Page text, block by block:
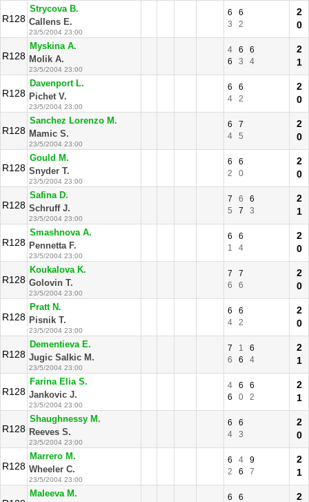
R128
Strycova B.
Callens E.
23/5/2004 23:00
6
6
3
2
2
0
R128
Myskina A.
Molik A.
23/5/2004 23:00
4 6
6
6
3 4
2
1
R128
Davenport L.
Pichet V.
23/5/2004 23:00
6
6
4
2
2
0
R128
Sanchez Lorenzo M.
Mamic S.
23/5/2004 23:00
6
7
4
5
2
0
R128
Gould M.
Snyder T.
23/5/2004 23:00
6
6
2
0
2
0
R128
Safina D.
Schruff J.
23/5/2004 23:00
7 6
6
5
7 3
2
1
R128
Smashnova A.
Pennetta F.
23/5/2004 23:00
6
6
1
4
2
0
R128
Koukalova K.
Golovin T.
23/5/2004 23:00
7
7
6
6
2
0
R128
Pratt N.
Pisnik T.
23/5/2004 23:00
6
6
4
2
2
0
R128
Dementieva E.
Jugic Salkic M.
23/5/2004 23:00
7 1
6
6
6 4
2
1
R128
Farina Elia S.
Jankovic J.
23/5/2004 23:00
4 6
6
6
0 2
2
1
R128
Shaughnessy M.
Reeves S.
23/5/2004 23:00
6
6
4
3
2
0
R128
Marrero M.
Wheeler C.
23/5/2004 23:00
6 4
9
2
6 7
2
1
Maleeva M. 6 6 2